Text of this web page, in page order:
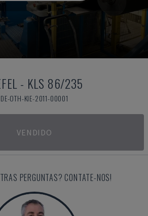
- KLS 86/235
DE-OTH-KIE-2011-00001
VENDIDO
PERGUNTAS? CONTATE-NOS!